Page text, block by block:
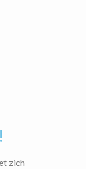
zich